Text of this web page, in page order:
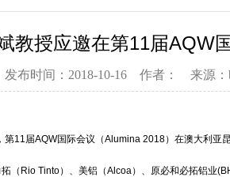
教授应邀在第11届AQW
发布时间：2018-10-16 作者： 来源
第11届AQW国际会议（Alumina 2018）在澳大利亚
（Rio Tinto）、美铝（Alcoa）、原必和必拓铝业